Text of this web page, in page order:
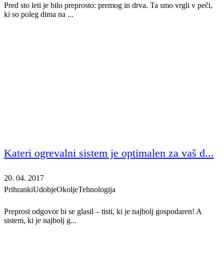
Pred sto leti je bilo preprosto: premog in drva. Ta smo vrgli v peči,
ki so poleg dima na ...
Kateri ogrevalni sistem je optimalen za vaš d...
20. 04. 2017
PrihrankiUdobjeOkoljeTehnologija
Preprost odgovor bi se glasil – tisti, ki je najbolj gospodaren! A
sistem, ki je najbolj g...